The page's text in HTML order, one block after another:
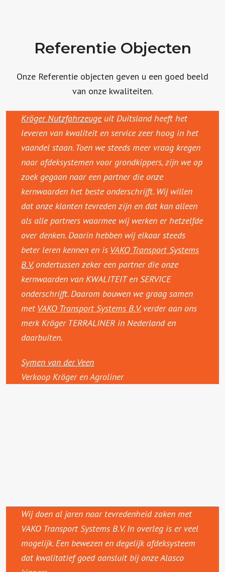
Referentie Objecten
Onze Referentie objecten geven u een goed beeld
van onze kwaliteiten.
Kröger Nutzfahrzeugeuit Duitsland heeft het
leveren van kwaliteit en service zeer hoog in het
vaandel staan. Toen we steeds meer vraag kregen
naar afdeksystemen voor grondkippers, zijn we op
zoek gegaan naar een partner die onze
kernwaarden het beste onderschrijft. Wij willen
dat onze klanten tevreden zijn en dat kan alleen
als alle partners waarmee wij werken er hetzelfde
over denken. Daarin hebben wij elkaar steeds
beter leren kennen en is VAKO Transport Systems
B.V.ondertussen zeker een partner die onze
kernwaarden van KWALITEIT en SERVICE
onderschrijft. Daarom bouwen we graag samen
met VAKO Transport Systems B.V.verder aan ons
merk Kröger TERRALINER in Nederland en
daarbuiten.
Symen van der Veen
Verkoop Kröger en Agroliner
Wij doen al jaren naar tevredenheid zaken met
VAKO Transport Systems B.V. In overleg is er veel
mogelijk. Een bewezen en degelijk afdeksysteem
dat kwalitatief goed aansluit bij onze Alasco